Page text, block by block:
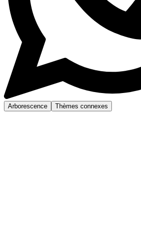
Arborescence Thèmes connexes